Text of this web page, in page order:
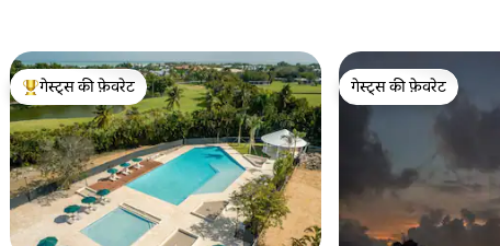
गेस्ट्स का टॉप फ़ेवरेट
गेस्ट्स की फ़ेवरेट
गेस्ट्स की फ़ेवरेट
गेस्ट्स की फ़ेवरेट